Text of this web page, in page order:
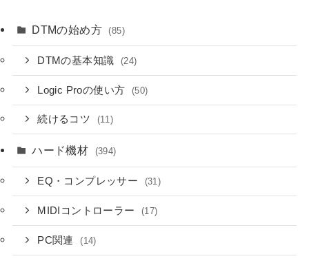
DTMの始め方 (85)
DTMの基本知識 (24)
Logic Proの使い方 (50)
続けるコツ (11)
ハード機材 (394)
EQ・コンプレッサー (31)
MIDIコントローラー (17)
PC関連 (14)